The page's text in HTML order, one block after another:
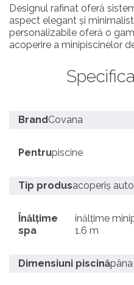
Designul rafinat oferă
aspect elegant și
personalizabile oferă o
acoperire a minipiscinelor
BrandCovana
Pentrupiscine
Tip produsacoperiș
Înălțime
spa
înălțime
1.6 m
Dimensiuni piscină